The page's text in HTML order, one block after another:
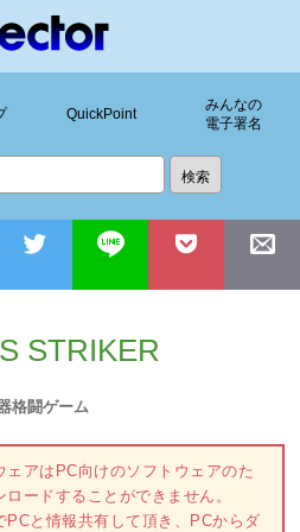
QuickPoint
みんなの
電子署名
STRIKER
格闘ゲーム
ェアはPC向けのソフトウェアのた
ードすることができません。
と情報共有して頂き、PCからダ